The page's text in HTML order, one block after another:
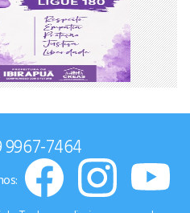
9967-7464